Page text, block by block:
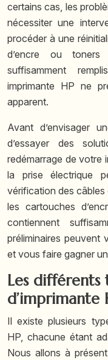
certains cas, les
nécessiter une
procéder à une
d’encre ou
suffisamment
imprimante HP ne
apparent.
Avant d’envisager
d’essayer des
redémarrage de votre
la prise électrique
vérification des
les cartouches
contiennent
préliminaires peuvent
et vous faire gagner
Les différents
d’imprimante
Il existe plusieurs
HP, chacune étant
Nous allons à